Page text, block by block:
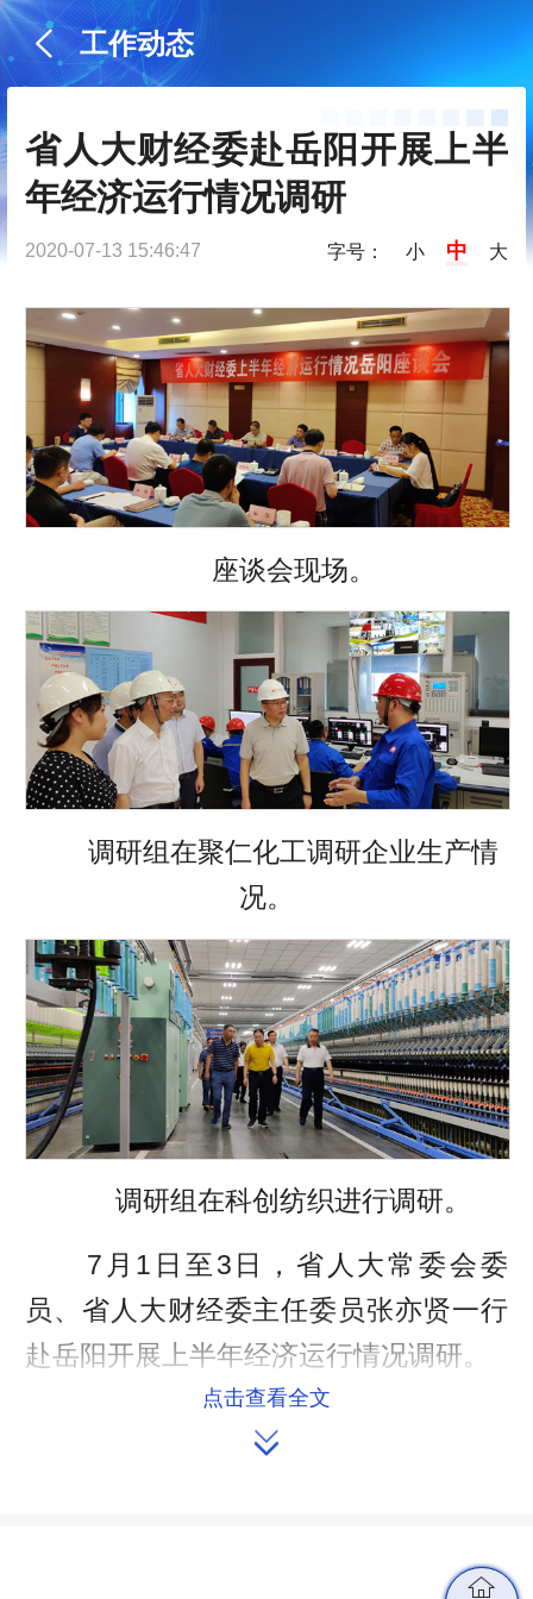
工作动态
省人大财经委赴岳阳开展上半
年经济运行情况调研
2020-07-13 15:46:47 字号： 小 中 大
座谈会现场。
调研组在聚仁化工调研企业生产情
况。
调研组在科创纺织进行调研。
7月1日至3日，省人大常委会委
员、省人大财经委主任委员张亦贤一行
赴岳阳开展上半年经济运行情况调研。
调研组先后到云溪区、临湘市、华
容县和岳阳县实地调研了聚仁化工、己
点击查看全文
